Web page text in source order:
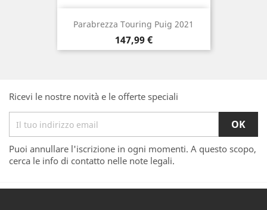
Parabrezza Touring Puig 2021
Prezzo
147,99 €
Ricevi le nostre novità e le offerte speciali
Puoi annullare l'iscrizione in ogni momenti. A questo scopo,
cerca le info di contatto nelle note legali.